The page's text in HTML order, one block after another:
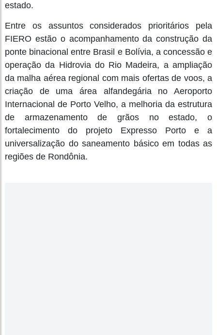
estado.
Entre os assuntos considerados prioritários pela
FIERO estão o acompanhamento da construção da
ponte binacional entre Brasil e Bolívia, a concessão e
operação da Hidrovia do Rio Madeira, a ampliação
da malha aérea regional com mais ofertas de voos, a
criação de uma área alfandegária no Aeroporto
Internacional de Porto Velho, a melhoria da estrutura
de armazenamento de grãos no estado, o
fortalecimento do projeto Expresso Porto e a
universalização do saneamento básico em todas as
regiões de Rondônia.